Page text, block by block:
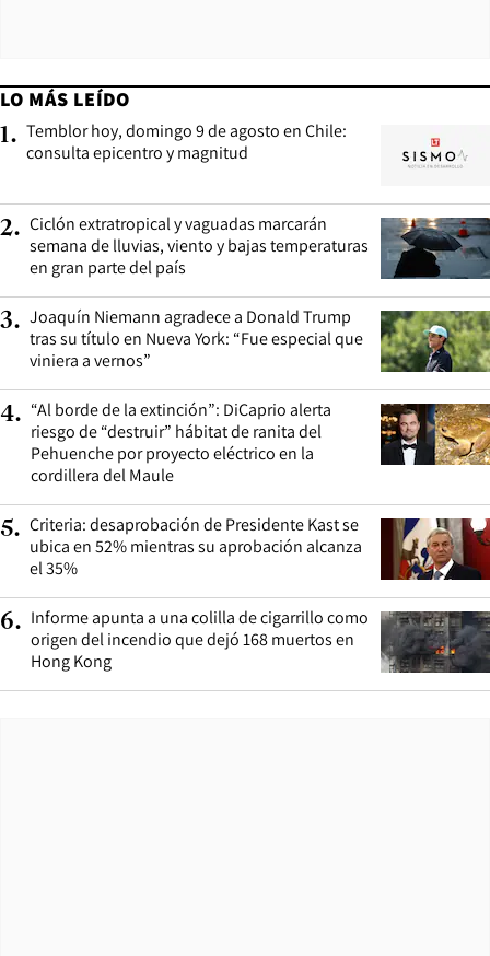
LO MÁS LEÍDO
1. Temblor hoy, domingo 9 de agosto en Chile:
consulta epicentro y magnitud
2. Ciclón extratropical y vaguadas marcarán
semana de lluvias, viento y bajas temperaturas
en gran parte del país
3. Joaquín Niemann agradece a Donald Trump
tras su título en Nueva York: “Fue especial que
viniera a vernos”
4. “Al borde de la extinción”: DiCaprio alerta
riesgo de “destruir” hábitat de ranita del
Pehuenche por proyecto eléctrico en la
cordillera del Maule
5. Criteria: desaprobación de Presidente Kast se
ubica en 52% mientras su aprobación alcanza
el 35%
6. Informe apunta a una colilla de cigarrillo como
origen del incendio que dejó 168 muertos en
Hong Kong